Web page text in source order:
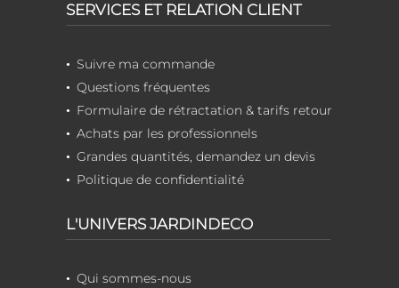
SERVICES ET RELATION CLIENT
Suivre ma commande
Questions fréquentes
Formulaire de rétractation & tarifs retour
Achats par les professionnels
Grandes quantités, demandez un devis
Politique de confidentialité
L'UNIVERS JARDINDECO
Qui sommes-nous